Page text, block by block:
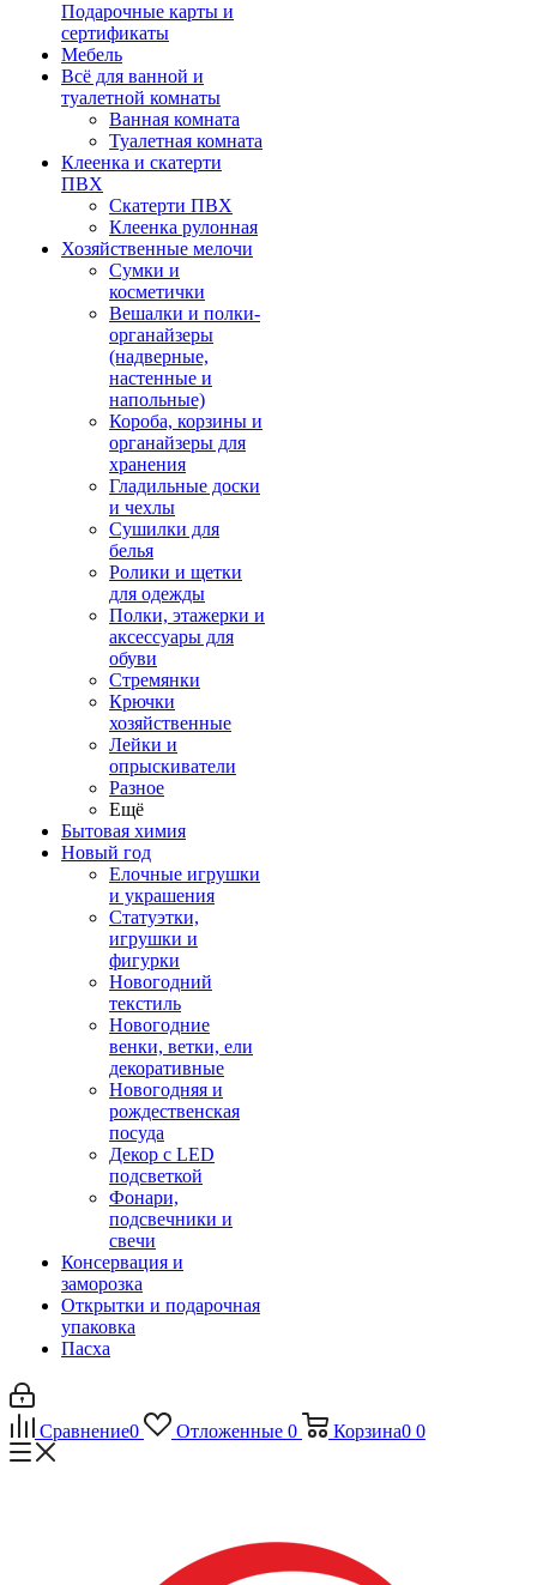
Подарочные карты и
сертификаты
Мебель
Всё для ванной и
туалетной комнаты
Ванная комната
Туалетная комната
Клеенка и скатерти
ПВХ
Скатерти ПВХ
Клеенка рулонная
Хозяйственные мелочи
Сумки и
косметички
Вешалки и полки-
органайзеры
(надверные,
настенные и
напольные)
Короба, корзины и
органайзеры для
хранения
Гладильные доски
и чехлы
Сушилки для
белья
Ролики и щетки
для одежды
Полки, этажерки и
аксессуары для
обуви
Стремянки
Крючки
хозяйственные
Лейки и
опрыскиватели
Разное
Ещё
Бытовая химия
Новый год
Елочные игрушки
и украшения
Статуэтки,
игрушки и
фигурки
Новогодний
текстиль
Новогодние
венки, ветки, ели
декоративные
Новогодняя и
рождественская
посуда
Декор с LED
подсветкой
Фонари,
подсвечники и
свечи
Консервация и
заморозка
Открытки и подарочная
упаковка
Пасха
Сравнение0 Отложенные 0 Корзина0 0